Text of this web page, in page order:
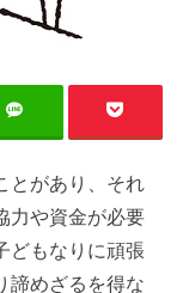
とがあり、それ
力や資金が必要
どもなりに頑張
諦めざるを得な